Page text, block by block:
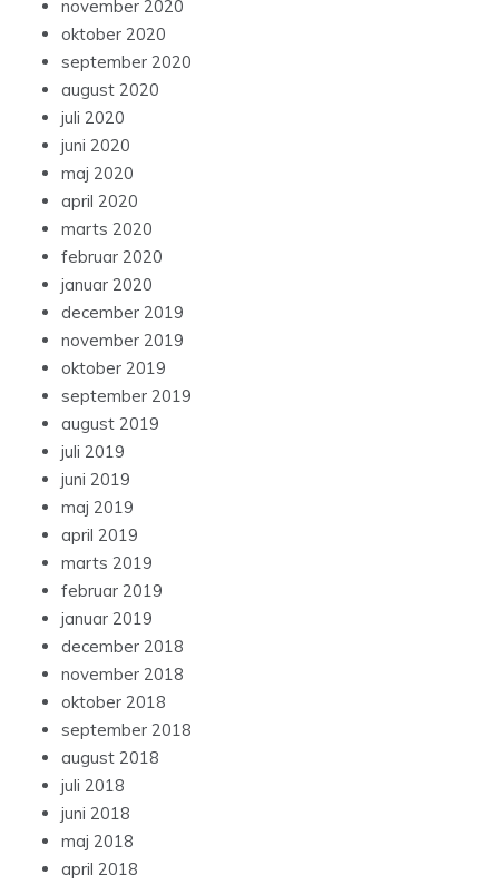
november 2020
oktober 2020
september 2020
august 2020
juli 2020
juni 2020
maj 2020
april 2020
marts 2020
februar 2020
januar 2020
december 2019
november 2019
oktober 2019
september 2019
august 2019
juli 2019
juni 2019
maj 2019
april 2019
marts 2019
februar 2019
januar 2019
december 2018
november 2018
oktober 2018
september 2018
august 2018
juli 2018
juni 2018
maj 2018
april 2018